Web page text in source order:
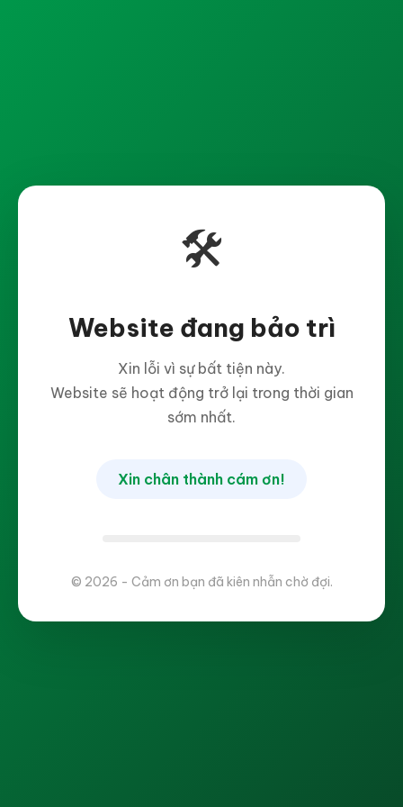
🛠️
Website đang bảo trì
Xin lỗi vì sự bất tiện này.
Website sẽ hoạt động trở lại trong thời gian
sớm nhất.
Xin chân thành cám ơn!
© 2026 - Cảm ơn bạn đã kiên nhẫn chờ đợi.